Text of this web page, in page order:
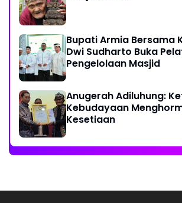
Bupati Armia Bersama
Dwi Sudharto Buka
Pengelolaan Masjid
Anugerah Adiluhung:
Kebudayaan
Kesetiaan